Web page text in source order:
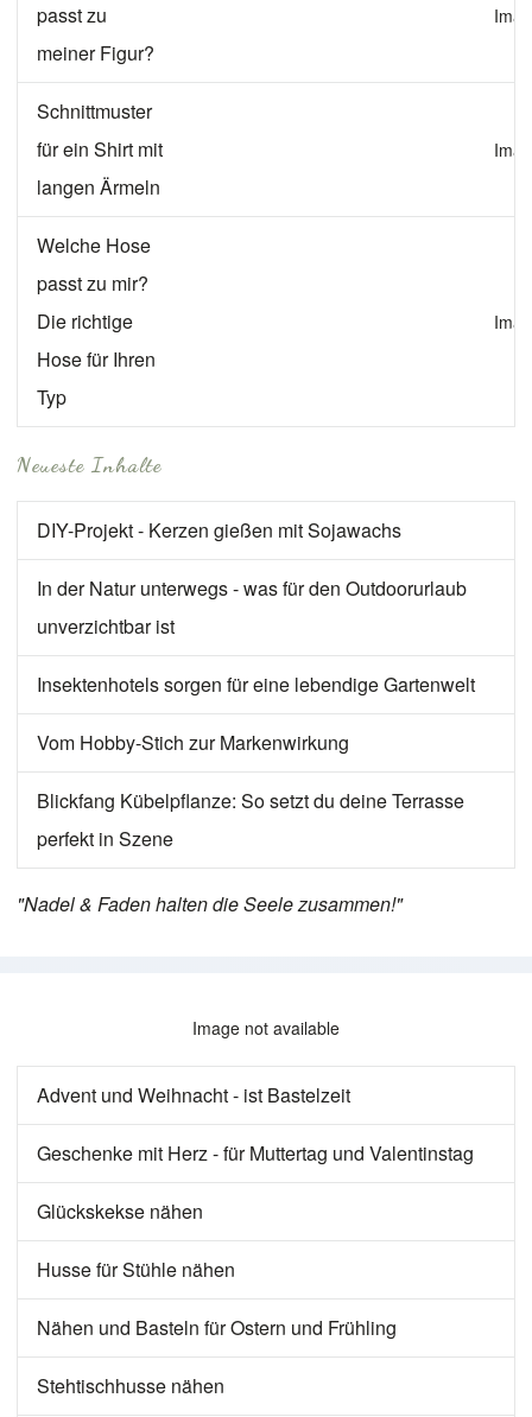
passt zu
meiner Figur?
Schnittmuster
für ein Shirt mit
langen Ärmeln
Welche Hose
passt zu mir?
Die richtige
Hose für Ihren
Typ
Neueste Inhalte
DIY-Projekt - Kerzen gießen mit Sojawachs
In der Natur unterwegs - was für den Outdoorurlaub
unverzichtbar ist
Insektenhotels sorgen für eine lebendige Gartenwelt
Vom Hobby-Stich zur Markenwirkung
Blickfang Kübelpflanze: So setzt du deine Terrasse
perfekt in Szene
"Nadel & Faden halten die Seele zusammen!"
Image not available
Advent und Weihnacht - ist Bastelzeit
Geschenke mit Herz - für Muttertag und Valentinstag
Glückskekse nähen
Husse für Stühle nähen
Nähen und Basteln für Ostern und Frühling
Stehtischhusse nähen